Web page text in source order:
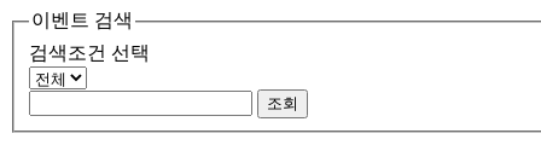
이벤트 검색
검색조건 선택